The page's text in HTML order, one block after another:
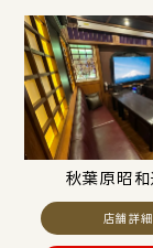
秋葉原昭和
店舗詳細